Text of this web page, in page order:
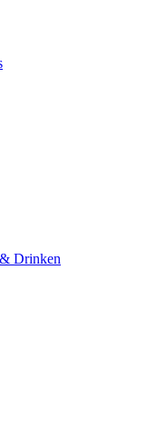
Drinken